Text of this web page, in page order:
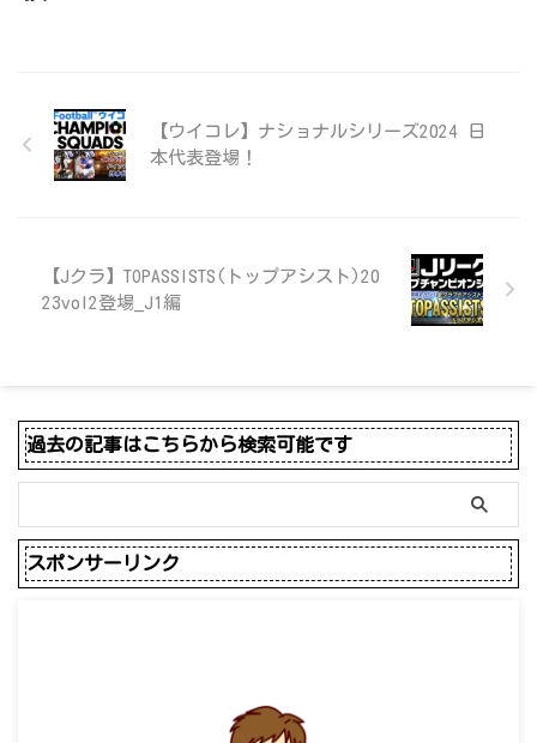
【ウイコレ】ナショナルシリーズ2024 日
本代表登場！
【Jクラ】TOPASSISTS(トップアシスト)20
23vol2登場_J1編
過去の記事はこちらから検索可能です
スポンサーリンク